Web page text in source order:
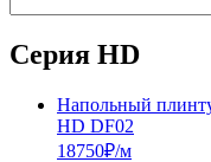
Серия HD
Напольный
HD DF02
18750₽/м